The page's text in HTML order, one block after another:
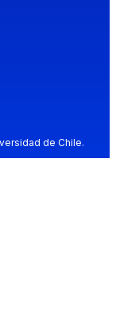
de Chile.